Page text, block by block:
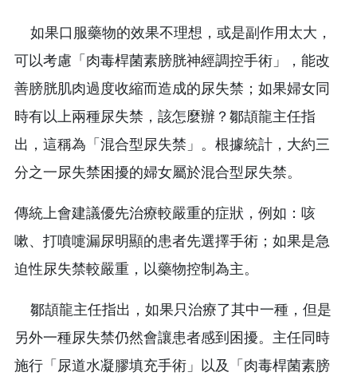
如果口服藥物的效果不理想，或是副作用太大，
可以考慮「肉毒桿菌素膀胱神經調控手術」，能改
善膀胱肌肉過度收縮而造成的尿失禁；如果婦女同
時有以上兩種尿失禁，該怎麼辦？鄒頡龍主任指
出，這稱為「混合型尿失禁」。根據統計，大約三
分之一尿失禁困擾的婦女屬於混合型尿失禁。
傳統上會建議優先治療較嚴重的症狀，例如：咳
嗽、打噴嚏漏尿明顯的患者先選擇手術；如果是急
迫性尿失禁較嚴重，以藥物控制為主。
鄒頡龍主任指出，如果只治療了其中一種，但是
另外一種尿失禁仍然會讓患者感到困擾。主任同時
施行「尿道水凝膠填充手術」以及「肉毒桿菌素膀